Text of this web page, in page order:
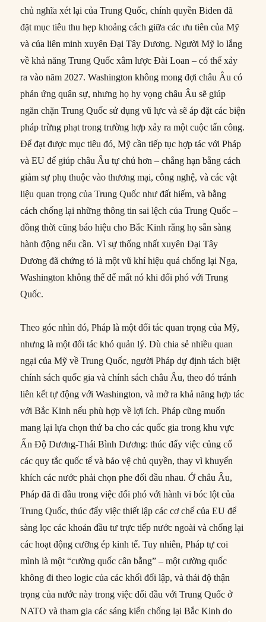
chủ nghĩa xét lại của Trung Quốc, chính quyền Biden đã
đặt mục tiêu thu hẹp khoảng cách giữa các ưu tiên của Mỹ
và của liên minh xuyên Đại Tây Dương. Người Mỹ lo lắng
về khả năng Trung Quốc xâm lược Đài Loan – có thể xảy
ra vào năm 2027. Washington không mong đợi châu Âu có
phản ứng quân sự, nhưng họ hy vọng châu Âu sẽ giúp
ngăn chặn Trung Quốc sử dụng vũ lực và sẽ áp đặt các biện
pháp trừng phạt trong trường hợp xảy ra một cuộc tấn công.
Để đạt được mục tiêu đó, Mỹ cần tiếp tục hợp tác với Pháp
và EU để giúp châu Âu tự chủ hơn – chẳng hạn bằng cách
giảm sự phụ thuộc vào thương mại, công nghệ, và các vật
liệu quan trọng của Trung Quốc như đất hiếm, và bằng
cách chống lại những thông tin sai lệch của Trung Quốc –
đồng thời cũng báo hiệu cho Bắc Kinh rằng họ sẵn sàng
hành động nếu cần. Vì sự thống nhất xuyên Đại Tây
Dương đã chứng tỏ là một vũ khí hiệu quả chống lại Nga,
Washington không thể để mất nó khi đối phó với Trung
Quốc.
Theo góc nhìn đó, Pháp là một đối tác quan trọng của Mỹ,
nhưng là một đối tác khó quản lý. Dù chia sẻ nhiều quan
ngại của Mỹ về Trung Quốc, người Pháp dự định tách biệt
chính sách quốc gia và chính sách châu Âu, theo đó tránh
liên kết tự động với Washington, và mở ra khả năng hợp tác
với Bắc Kinh nếu phù hợp về lợi ích. Pháp cũng muốn
mang lại lựa chọn thứ ba cho các quốc gia trong khu vực
Ấn Độ Dương-Thái Bình Dương: thúc đẩy việc củng cố
các quy tắc quốc tế và bảo vệ chủ quyền, thay vì khuyến
khích các nước phải chọn phe đối đầu nhau. Ở châu Âu,
Pháp đã đi đầu trong việc đối phó với hành vi bóc lột của
Trung Quốc, thúc đẩy việc thiết lập các cơ chế của EU để
sàng lọc các khoản đầu tư trực tiếp nước ngoài và chống lại
các hoạt động cưỡng ép kinh tế. Tuy nhiên, Pháp tự coi
mình là một “cường quốc cân bằng” – một cường quốc
không đi theo logic của các khối đối lập, và thái độ thận
trọng của nước này trong việc đối đầu với Trung Quốc ở
NATO và tham gia các sáng kiến chống lại Bắc Kinh do